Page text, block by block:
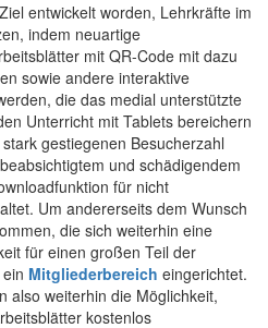
entwickelt worden, Lehrkräfte im
indem neuartige
mit QR-Code mit dazu
sowie andere interaktive
die das medial unterstützte
Unterricht mit Tablets bereichern
gestiegenen Besucherzahl
und schädigendem
für nicht
Um andererseits dem Wunsch
die sich weiterhin eine
für einen großen Teil der
Mitgliederbereich eingerichtet.
also weiterhin die Möglichkeit,
kostenlos